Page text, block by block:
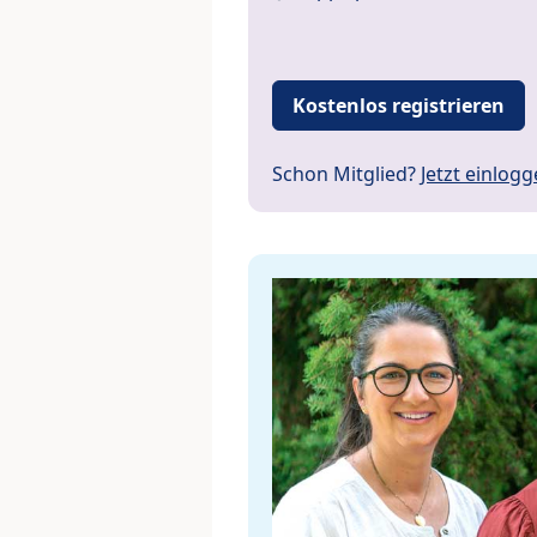
Kostenlos registrieren
Schon Mitglied? Jetzt